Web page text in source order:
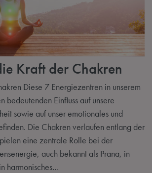
Kraft der Chakren
Diese 7 Energiezentren in unserem
bedeutenden Einfluss auf unsere
sowie auf unser emotionales und
Die Chakren verlaufen entlang der
eine zentrale Rolle bei der
auch bekannt als Prana, in
harmonisches…